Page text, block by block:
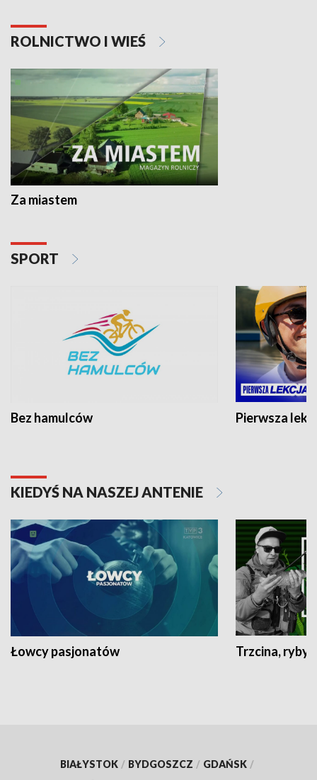
ROLNICTWO I WIEŚ
Za miastem
SPORT
Bez hamulców Pierwsza
KIEDYŚ NA NASZEJ ANTENIE
Łowcy pasjonatów Trzcina, ryby
BIAŁYSTOK / BYDGOSZCZ / GDAŃSK /